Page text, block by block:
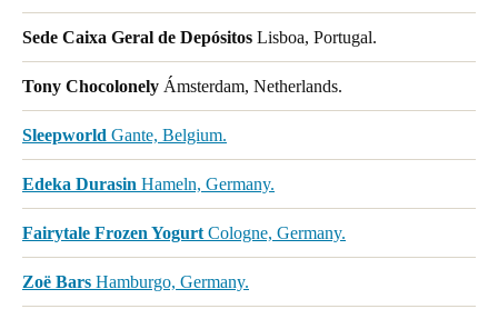
Sede Caixa Geral de Depósitos Lisboa, Portugal.
Tony Chocolonely Ámsterdam, Netherlands.
Sleepworld Gante, Belgium.
Edeka Durasin Hameln, Germany.
Fairytale Frozen Yogurt Cologne, Germany.
Zoë Bars Hamburgo, Germany.